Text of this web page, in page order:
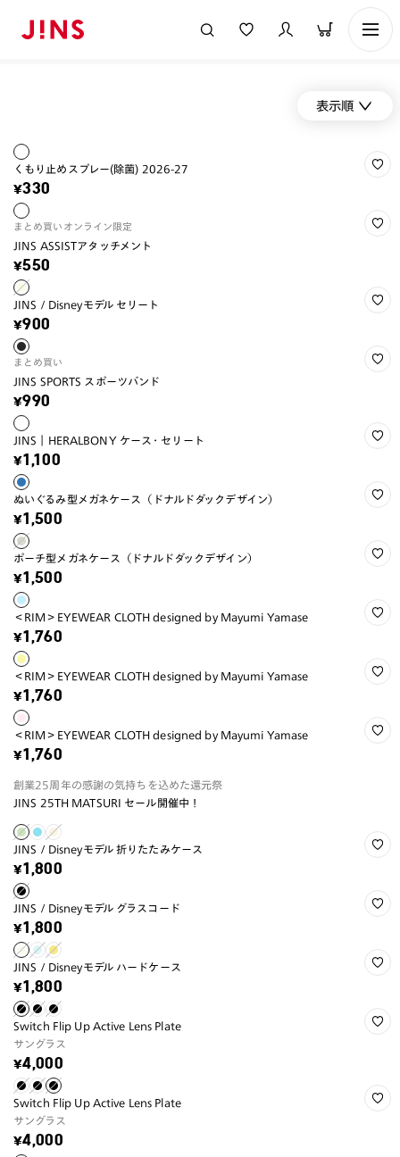
表示順
くもり止めスプレー(除菌) 2026-27
¥330
まとめ買い オンライン限定
JINS ASSISTアタッチメント
¥550
JINS / Disneyモデル セリート
¥900
まとめ買い
JINS SPORTS スポーツバンド
¥990
JINS｜HERALBONY ケース・セリート
¥1,100
ぬいぐるみ型メガネケース（ドナルドダックデザイン）
¥1,500
ポーチ型メガネケース（ドナルドダックデザイン）
¥1,500
＜RIM＞EYEWEAR CLOTH designed by Mayumi Yamase
¥1,760
＜RIM＞EYEWEAR CLOTH designed by Mayumi Yamase
¥1,760
＜RIM＞EYEWEAR CLOTH designed by Mayumi Yamase
¥1,760
創業25周年の感謝の気持ちを込めた還元祭
JINS 25TH MATSURI セール開催中！
JINS / Disneyモデル 折りたたみケース
¥1,800
JINS / Disneyモデル グラスコード
¥1,800
JINS / Disneyモデル ハードケース
¥1,800
Switch Flip Up Active Lens Plate
サングラス
¥4,000
Switch Flip Up Active Lens Plate
サングラス
¥4,000